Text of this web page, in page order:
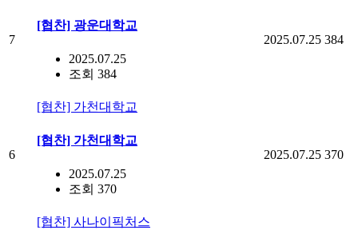
7
[협찬] 광운대학교
2025.07.25
조회 384
2025.07.25 384
6
[협찬] 가천대학교
[협찬] 가천대학교
2025.07.25
조회 370
2025.07.25 370
[협찬] 사나이픽처스